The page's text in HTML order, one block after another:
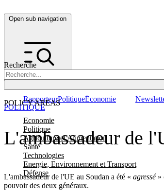
Open sub navigation
Recherche
POLICY AREAS
Economie
Politique
Agriculture et Alimentation
Santé
Technologies
Energie, Environnement et Transport
Défense
RapporteurPolitiqueÉconomie
L'ambassadeur de
L'ambassadeur de l'UE au Soudan a été « agressé »
pouvoir des deux généraux.
POLITIQUE